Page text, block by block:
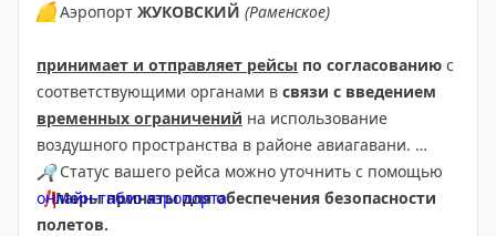
🟡Аэропорт ЖУКОВСКИЙ (Раменское)
принимает и отправляет рейсы по согласованию с
соответствующими органами в связи с введением
временных ограничений на использование
воздушного пространства в районе авиагавани.
❗Меры приняты для обеспечения безопасности
полетов.
🔎Статус вашего рейса можно уточнить с помощью
онлайн-табло аэропорта.